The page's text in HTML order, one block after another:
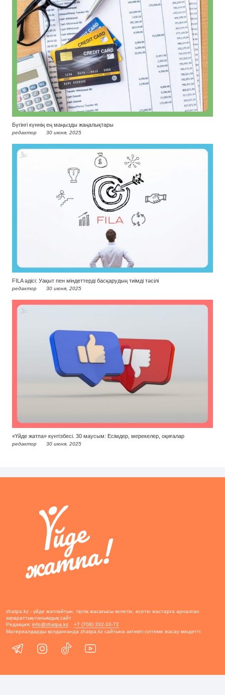
Бүгінгі күннің ең маңызды жаңалықтары
редактор 30 июня, 2025
FILA әдісі: Уақыт пен міндеттерді басқарудың тиімді тәсілі
редактор 30 июня, 2025
«Үйде жатпа» күнтізбесі. 30 маусым: Есімдер, мерекелер, оқиғалар
редактор 30 июня, 2025
zhatpa.kz - үйде жатпайтын, тірлік жасағысы келетін, өсетін жастарға арналған
ақпараттық-танымдық сайт
Редакция: info@zhatpa.kz
+7 (708) 332-10-72
Материалдарды қолданғанда zhatpa.kz сайтына активті сілтеме жасау міндетті